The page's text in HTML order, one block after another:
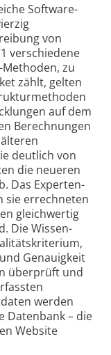
Software-
von
verschiedene
Methoden, zu
zählt, gelten
auf dem
Berechnungen
deutlich von
die neueren
Das Experten­
sie errechneten
gleich­wertig
Die Wissen­
Genauig­keit
über­prüft und
werden
Daten­bank – die
Website